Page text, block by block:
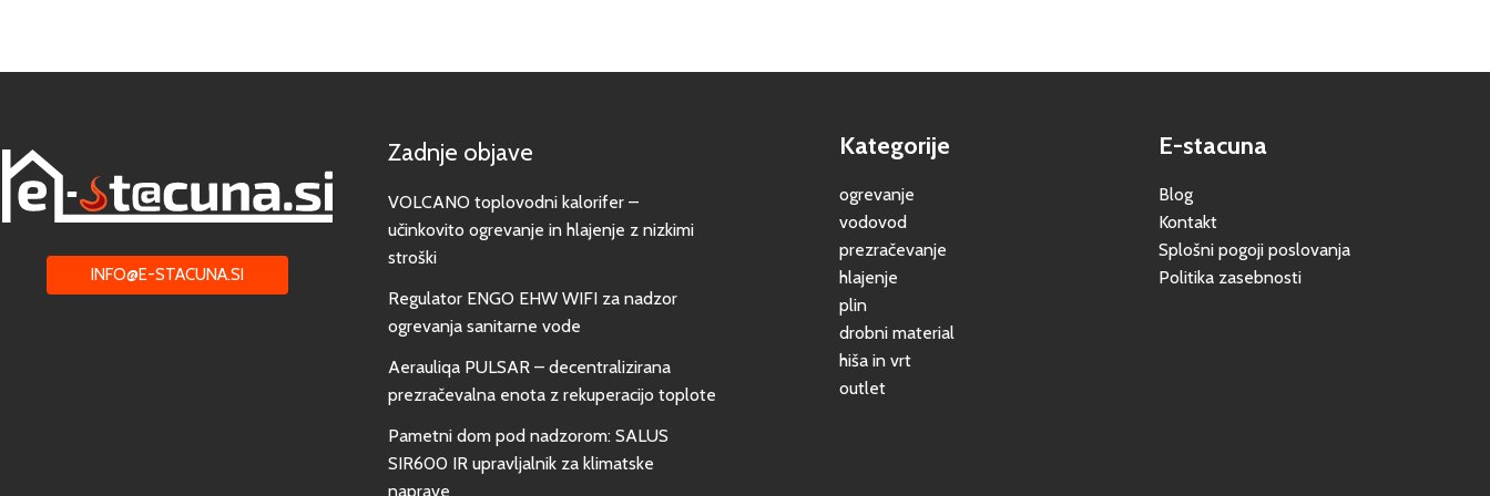
INFO@E-STACUNA.SI
Zadnje objave
VOLCANO toplovodni kalorifer –
učinkovito ogrevanje in hlajenje z nizkimi
stroški
Regulator ENGO EHW WIFI za nadzor
ogrevanja sanitarne vode
Aerauliqa PULSAR – decentralizirana
prezračevalna enota z rekuperacijo toplote
Pametni dom pod nadzorom: SALUS
SIR600 IR upravljalnik za klimatske
naprave
Kategorije
ogrevanje
vodovod
prezračevanje
hlajenje
plin
drobni material
hiša in vrt
outlet
E-stacuna
Blog
Kontakt
Splošni pogoji poslovanja
Politika zasebnosti